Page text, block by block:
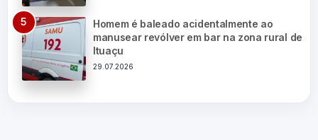
Homem é baleado acidentalmente ao
manusear revólver em bar na zona rural de
Ituaçu
29.07.2026